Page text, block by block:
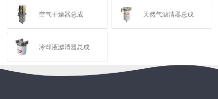
空气干燥器总成 天然气滤清器总成
冷却液滤清器总成